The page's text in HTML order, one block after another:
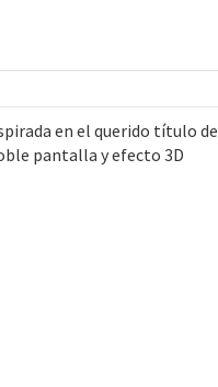
en el querido título de
pantalla y efecto 3D